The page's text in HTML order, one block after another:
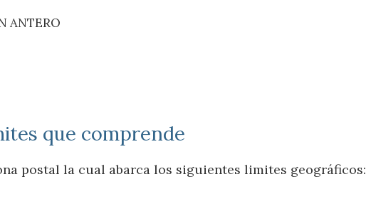
ANTERO
que comprende
postal la cual abarca los siguientes limites geográficos: